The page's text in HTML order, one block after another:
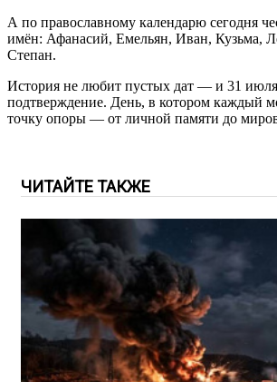
А по православному календарю сегодня
имён: Афанасий, Емельян, Иван, Кузьма,
Степан.
История не любит пустых дат — и 31
подтверждение. День, в котором каждый
точку опоры — от личной памяти до
ЧИТАЙТЕ ТАКЖЕ